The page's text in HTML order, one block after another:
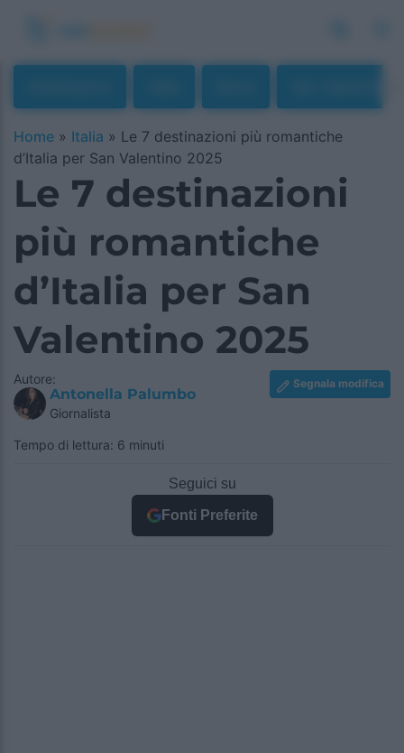
Home » Italia » Le 7 destinazioni più romantiche
d’Italia per San Valentino 2025
Le 7 destinazioni
più romantiche
d’Italia per San
Valentino 2025
Autore:
Antonella Palumbo
Giornalista
Segnala modifica
Tempo di lettura: 6 minuti
Seguici su
Fonti Preferite